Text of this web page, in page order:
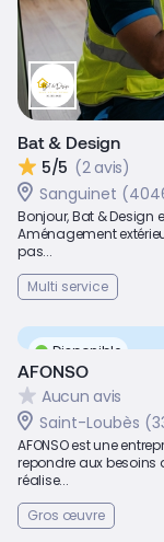
Bat & Design
5/5 (2 avis)
Sanguinet
Bonjour, Bat & Design
Aménagement
pas...
Multi service
Disponible
AFONSO
Aucun avis
Saint-Loubès
AFONSO est une
repondre aux besoins
réalise...
Gros œuvre